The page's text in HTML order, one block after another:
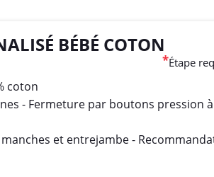
BÉBÉ COTON
*Étape
coton
- Fermeture par boutons pression à
et entrejambe -